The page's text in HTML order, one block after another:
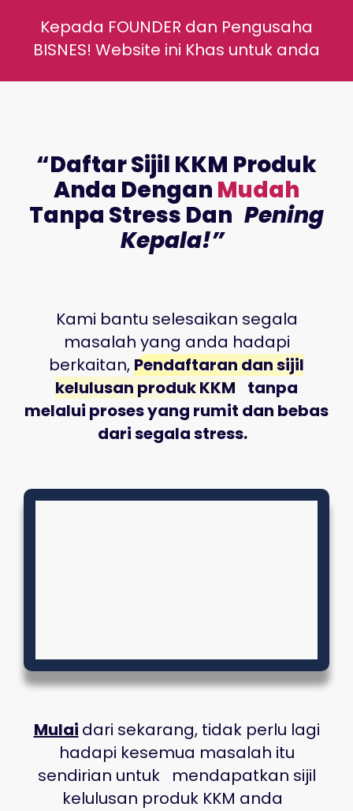
Kepada FOUNDER dan Pengusaha
BISNES! Website ini Khas untuk anda
“Daftar Sijil KKM Produk
Anda Dengan Mudah
Tanpa Stress Dan Pening
Kepala!”
Kami bantu selesaikan segala
masalah yang anda hadapi
berkaitan,Pendaftaran dan sijil
kelulusan produk KKM
tanpa
melalui proses yang rumit dan bebas
dari segala stress.
Mulai dari sekarang, tidak perlu lagi
hadapi kesemua masalah itu
sendirian untuk
mendapatkan sijil
kelulusan produk KKM anda